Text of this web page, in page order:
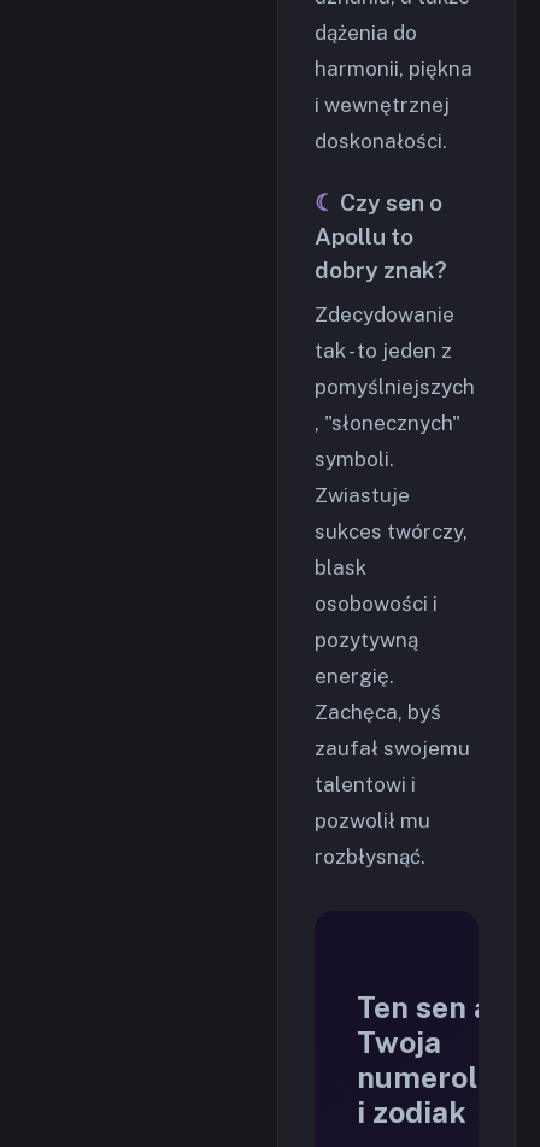
dążenia do
harmonii, piękna
i wewnętrznej
doskonałości.
Czy sen o
Apollu to
dobry znak?
Zdecydowanie
tak - to jeden z
pomyślniejszych
, "słonecznych"
symboli.
Zwiastuje
sukces twórczy,
blask
osobowości i
pozytywną
energię.
Zachęca, byś
zaufał swojemu
talentowi i
pozwolił mu
rozbłysnąć.
Ten sen a
Twoja
numerologia
i zodiak